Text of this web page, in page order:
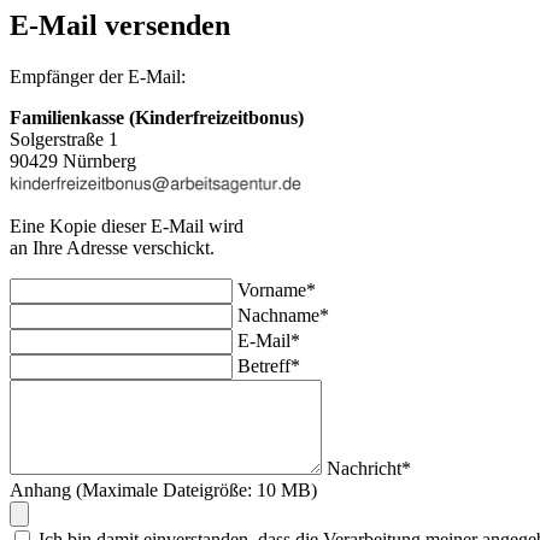
E-Mail versenden
Empfänger der E-Mail:
Familienkasse (Kinderfreizeitbonus)
Solgerstraße 1
90429 Nürnberg
Eine Kopie dieser E-Mail wird
an Ihre Adresse verschickt.
Vorname*
Nachname*
E-Mail*
Betreff*
Nachricht*
Anhang (Maximale Dateigröße: 10 MB)